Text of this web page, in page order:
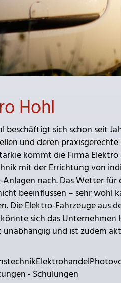
Hohl
beschäftigt sich schon seit
und deren
kommt die Firma
mit der Errichtung von
nach. Das Wetter für
beeinflussen – sehr wohl
Die Elektro-Fahrzeuge aus
sich das Unternehmen
unabhängig und ist zudem
- Schulungen